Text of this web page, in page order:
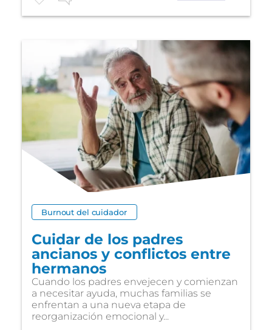
Burnout del cuidador
Cuidar de los padres
ancianos y conflictos entre
hermanos
Cuando los padres envejecen y comienzan
a necesitar ayuda, muchas familias se
enfrentan a una nueva etapa de
reorganización emocional y...